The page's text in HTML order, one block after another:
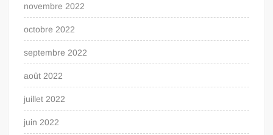
novembre 2022
octobre 2022
septembre 2022
août 2022
juillet 2022
juin 2022